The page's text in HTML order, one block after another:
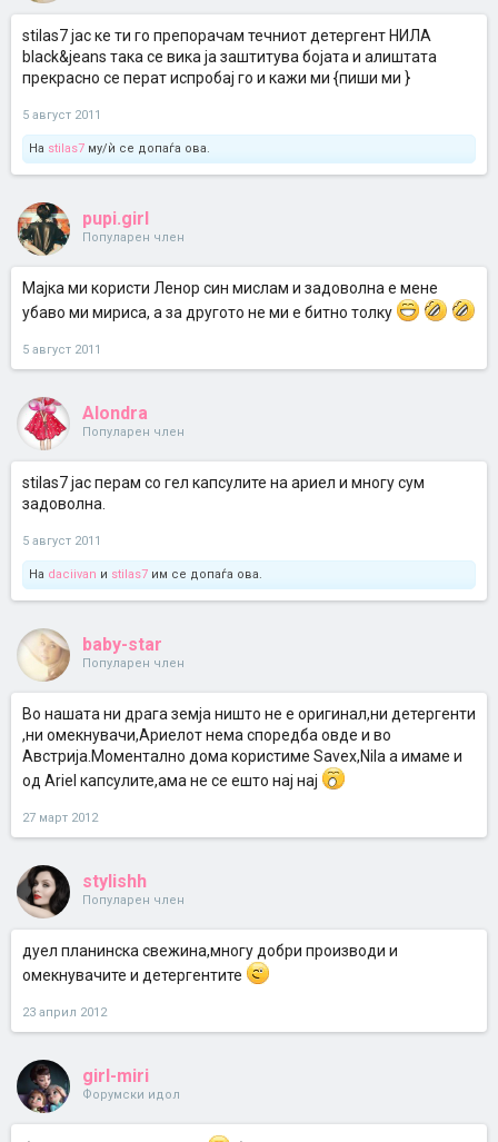
stilas7 јас ке ти го препорачам течниот детергент НИЛА
black&jeans така се вика ја заштитува бојата и алиштата
прекрасно се перат испробај го и кажи ми {пиши ми }
5 август 2011
На stilas7 му/ѝ се допаѓа ова.
pupi.girl
Популарен член
Мајка ми користи Ленор син мислам и задоволна е мене
убаво ми мириса, а за другото не ми е битно толку
5 август 2011
Alondra
Популарен член
stilas7 јас перам со гел капсулите на ариел и многу сум
задоволна.
5 август 2011
На daciivan и stilas7 им се допаѓа ова.
baby-star
Популарен член
Во нашата ни драга земја ништо не е оригинал,ни детергенти
,ни омекнувачи,Ариелот нема споредба овде и во
Австрија.Моментално дома користиме Savex,Nila а имаме и
од Ariel капсулите,ама не се ешто нај нај
27 март 2012
stylishh
Популарен член
дуел планинска свежина,многу добри производи и
омекнувачите и детергентите
23 април 2012
girl-miri
Форумски идол